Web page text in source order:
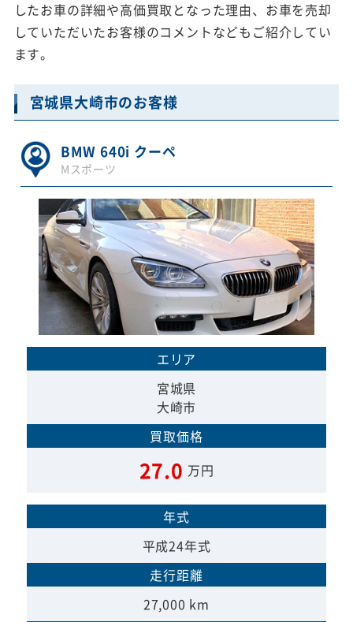
したお車の詳細や高価買取となった理由、お車を売却
していただいたお客様のコメントなどもご紹介してい
ます。
宮城県大崎市のお客様
BMW 640i クーペ
Mスポーツ
エリア
宮城県
大崎市
買取価格
27.0 万円
年式
平成24年式
走行距離
27,000 km